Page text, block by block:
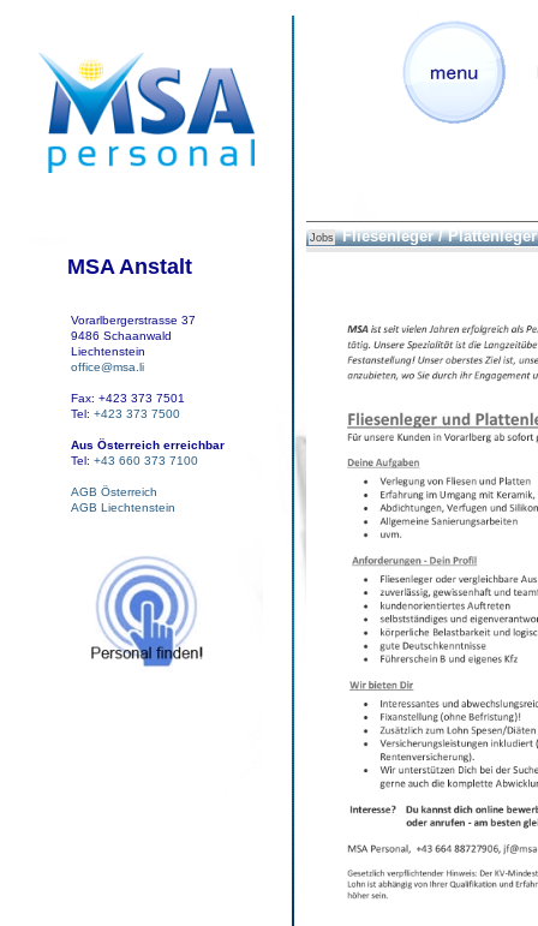
MSA Anstalt
Vorarlbergerstrasse 37
9486 Schaanwald
Liechtenstein
office@msa.li
Fax: +423 373 7501
Tel: +423 373 7500
Aus Österreich erreichbar
Tel: +43 660 373 7100
AGB Österreich
AGB Liechtenstein
Jobs Fliesenleger / Plattenleger